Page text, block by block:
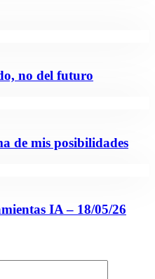
no del futuro
de mis posibilidades
IA – 18/05/26